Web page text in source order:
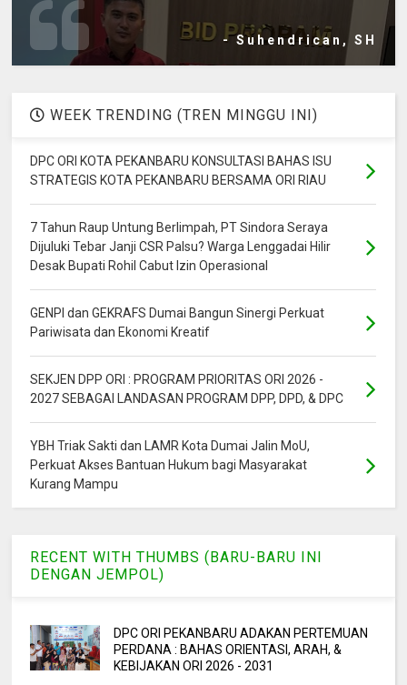
- Suhendrican, SH
WEEK TRENDING (TREN MINGGU INI)
DPC ORI KOTA PEKANBARU KONSULTASI BAHAS ISU
STRATEGIS KOTA PEKANBARU BERSAMA ORI RIAU
7 Tahun Raup Untung Berlimpah, PT Sindora Seraya
Dijuluki Tebar Janji CSR Palsu? Warga Lenggadai Hilir
Desak Bupati Rohil Cabut Izin Operasional
GENPI dan GEKRAFS Dumai Bangun Sinergi Perkuat
Pariwisata dan Ekonomi Kreatif
SEKJEN DPP ORI : PROGRAM PRIORITAS ORI 2026 -
2027 SEBAGAI LANDASAN PROGRAM DPP, DPD, & DPC
YBH Triak Sakti dan LAMR Kota Dumai Jalin MoU,
Perkuat Akses Bantuan Hukum bagi Masyarakat
Kurang Mampu
RECENT WITH THUMBS (BARU-BARU INI
DENGAN JEMPOL)
DPC ORI PEKANBARU ADAKAN PERTEMUAN
PERDANA : BAHAS ORIENTASI, ARAH, &
KEBIJAKAN ORI 2026 - 2031